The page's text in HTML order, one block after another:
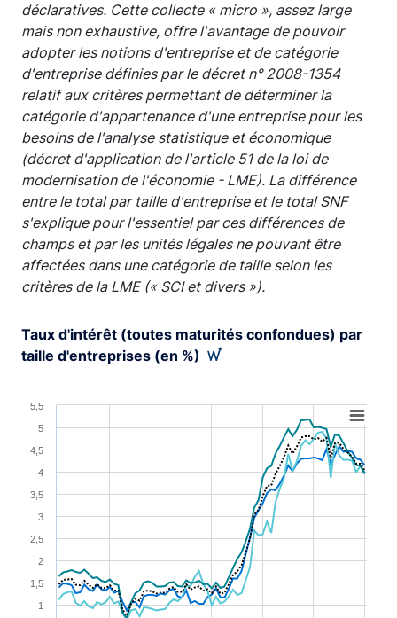
déclaratives. Cette collecte « micro », assez large
mais non exhaustive, offre l'avantage de pouvoir
adopter les notions d'entreprise et de catégorie
d'entreprise définies par le décret n° 2008-1354
relatif aux critères permettant de déterminer la
catégorie d'appartenance d'une entreprise pour les
besoins de l'analyse statistique et économique
(décret d'application de l'article 51 de la loi de
modernisation de l'économie - LME). La différence
entre le total par taille d'entreprise et le total SNF
s'explique pour l'essentiel par ces différences de
champs et par les unités légales ne pouvant être
affectées dans une catégorie de taille selon les
critères de la LME (« SCI et divers »).
Taux d'intérêt (toutes maturités confondues) par
taille d'entreprises (en %)
The chart has 1 X axis displaying XAxis.
The chart has 1 Y axis displaying YAxis. Range: 0.5 to
1
1,5
2
2,5
3
3,5
4
4,5
5
5,5